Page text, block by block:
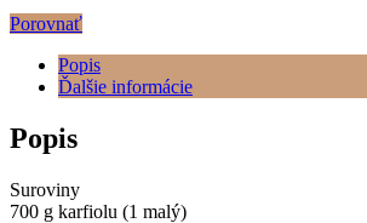
Porovnať
Popis
Ďalšie informácie
Popis
Suroviny
700 g karfiolu (1 malý)